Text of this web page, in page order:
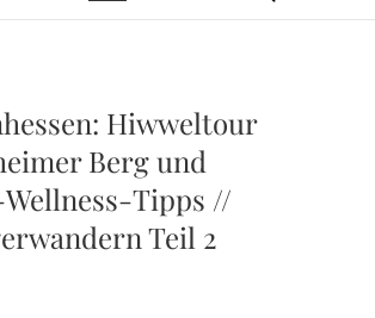
Hiwweltour
Berg und
Tipps //
Teil 2